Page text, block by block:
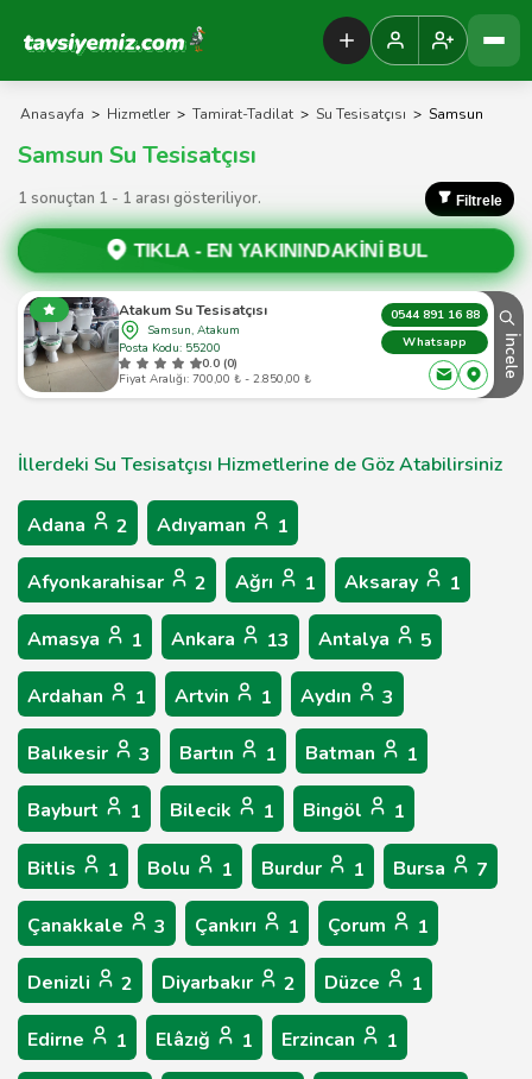
Tavsiyemiz Anasayfa
Anasayfa > Hizmetler > Tamirat-Tadilat > Su Tesisatçısı > Samsun
Samsun Su Tesisatçısı
1 sonuçtan 1 - 1 arası gösteriliyor. Filtrele
TIKLA - EN YAKININDAKİNİ BUL
Atakum Su Tesisatçısı
Samsun, Atakum
Posta Kodu: 55200
0.0 (0)
Fiyat Aralığı: 700,00 ₺ - 2.850,00 ₺
0544 891 16 88
Whatsapp
İncele
İllerdeki Su Tesisatçısı Hizmetlerine de Göz Atabilirsiniz
Adana 2 Adıyaman 1
Afyonkarahisar 2 Ağrı 1 Aksaray 1
Amasya 1 Ankara 13 Antalya 5
Ardahan 1 Artvin 1 Aydın 3
Balıkesir 3 Bartın 1 Batman 1
Bayburt 1 Bilecik 1 Bingöl 1
Bitlis 1 Bolu 1 Burdur 1 Bursa 7
Çanakkale 3 Çankırı 1 Çorum 1
Denizli 2 Diyarbakır 2 Düzce 1
Edirne 1 Elâzığ 1 Erzincan 1